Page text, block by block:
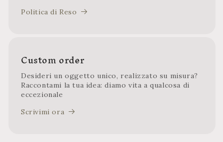
Politica di Reso
Custom order
Desideri un oggetto unico, realizzato su misura?
Raccontami la tua idea: diamo vita a qualcosa di
eccezionale
Scrivimi ora